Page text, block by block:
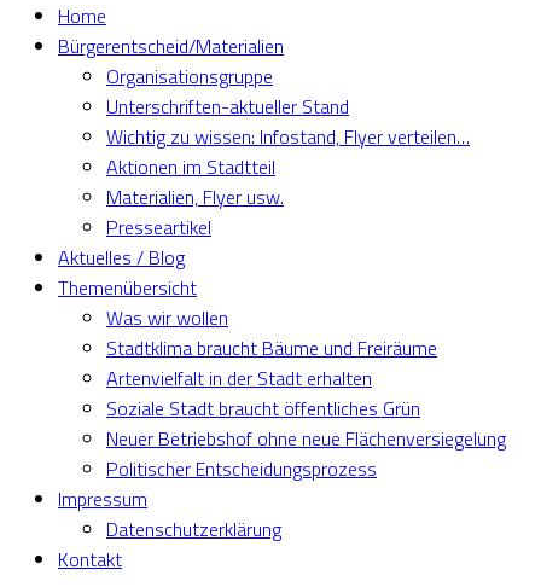
Home
Bürgerentscheid/Materialien
Organisationsgruppe
Unterschriften-aktueller Stand
Wichtig zu wissen: Infostand, Flyer verteilen…
Aktionen im Stadtteil
Materialien, Flyer usw.
Presseartikel
Aktuelles / Blog
Themenübersicht
Was wir wollen
Stadtklima braucht Bäume und Freiräume
Artenvielfalt in der Stadt erhalten
Soziale Stadt braucht öffentliches Grün
Neuer Betriebshof ohne neue Flächenversiegelung
Politischer Entscheidungsprozess
Impressum
Datenschutzerklärung
Kontakt